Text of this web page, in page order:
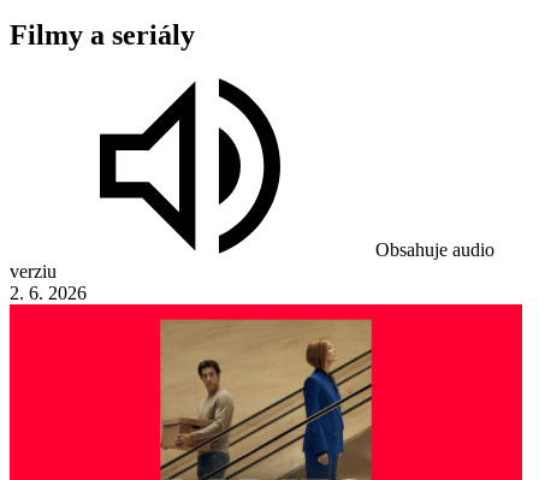
Filmy a seriály
Obsahuje audio
verziu
2. 6. 2026